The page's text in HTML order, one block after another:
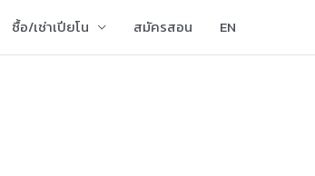
ซื้อ/เช่าเปียโน สมัครสอน EN